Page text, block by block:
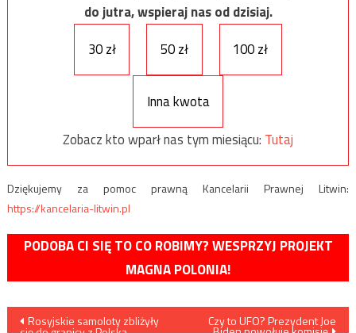
do jutra, wspieraj nas od dzisiaj.
30 zł
50 zł 100 zł
Inna kwota
Zobacz kto wparł nas tym miesiącu: Tutaj
Dziękujemy za pomoc prawną Kancelarii Prawnej Litwin:
https://kancelaria-litwin.pl
PODOBA CI SIĘ TO CO ROBIMY? WESPRZYJ PROJEKT
MAGNA POLONIA!
Nawigacja
Rosyjskie samoloty zbliżyły Czy to UFO? Prezydent Joe